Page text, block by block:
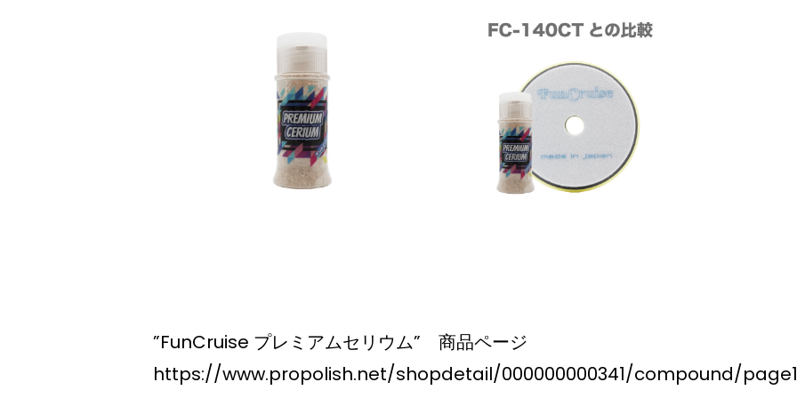
”FunCruise プレミアムセリウム” 商品ページ
https://www.propolish.net/shopdetail/000000000341/compound/